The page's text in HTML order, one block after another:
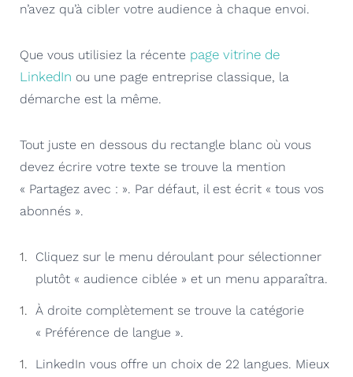
n’avez qu’à cibler votre audience à chaque envoi.
Que vous utilisiez la récente page vitrine de
LinkedIn ou une page entreprise classique, la
démarche est la même.
Tout juste en dessous du rectangle blanc où vous
devez écrire votre texte se trouve la mention
« Partagez avec : ». Par défaut, il est écrit « tous vos
abonnés ».
Cliquez sur le menu déroulant pour sélectionner
plutôt « audience ciblée » et un menu apparaîtra.
À droite complètement se trouve la catégorie
« Préférence de langue ».
LinkedIn vous offre un choix de 22 langues. Mieux